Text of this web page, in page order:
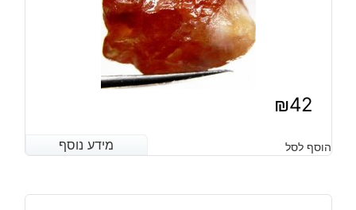
₪42
מידע נוסף הוסף לסל מידע נוסף